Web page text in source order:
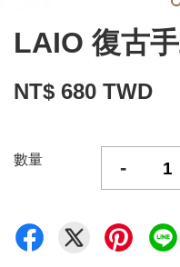
LAIO 復古
NT$ 680 TWD
數量 -